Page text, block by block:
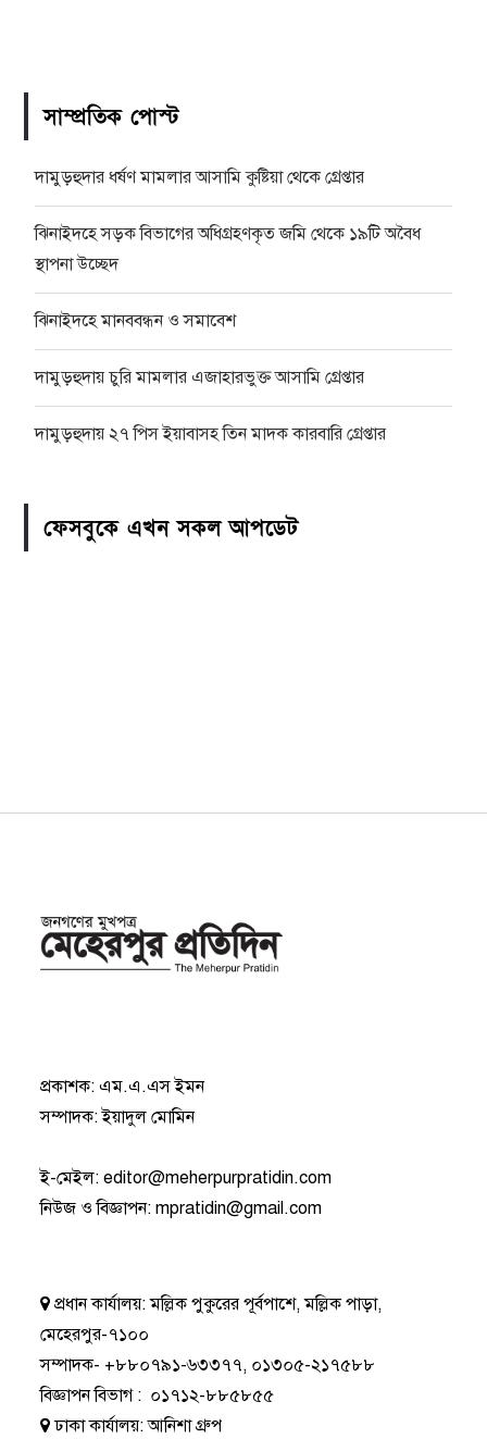
সাম্প্রতিক পোস্ট
দামুড়হুদার ধর্ষণ মামলার আসামি কুষ্টিয়া থেকে গ্রেপ্তার
ঝিনাইদহে সড়ক বিভাগের অধিগ্রহণকৃত জমি থেকে ১৯টি অবৈধ
স্থাপনা উচ্ছেদ
ঝিনাইদহে মানববন্ধন ও সমাবেশ
দামুড়হুদায় চুরি মামলার এজাহারভুক্ত আসামি গ্রেপ্তার
দামুড়হুদায় ২৭ পিস ইয়াবাসহ তিন মাদক কারবারি গ্রেপ্তার
ফেসবুকে এখন সকল আপডেট
প্রকাশক: এম.এ.এস ইমন
সম্পাদক: ইয়াদুল মোমিন
ই-মেইল:editor@meherpurpratidin.com
নিউজ ও বিজ্ঞাপন:mpratidin@gmail.com
প্রধান কার্যালয়:মল্লিক পুকুরের পূর্বপাশে, মল্লিক পাড়া,
মেহেরপুর-৭১০০
সম্পাদক- +৮৮০৭৯১-৬৩৩৭৭, ০১৩০৫-২১৭৫৮৮
বিজ্ঞাপন বিভাগ: ০১৭১২-৮৮৫৮৫৫
ঢাকা কার্যালয়:আনিশা গ্রুপ